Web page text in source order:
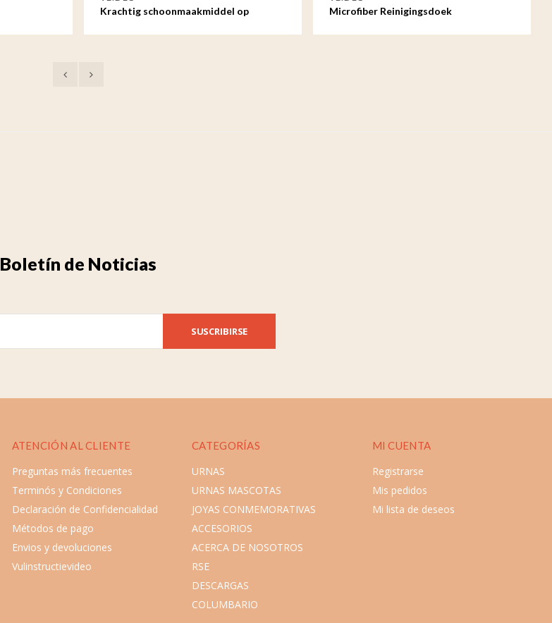
Krachtig schoonmaakmiddel op
Microfiber Reinigingsdoek
Boletín de Noticias
SUSCRIBIRSE
ATENCIÓN AL CLIENTE
Preguntas más frecuentes
Terminós y Condiciones
Declaración de Confidencialidad
Métodos de pago
Envios y devoluciones
Vulinstructievideo
CATEGORÍAS
URNAS
URNAS MASCOTAS
JOYAS CONMEMORATIVAS
ACCESORIOS
ACERCA DE NOSOTROS
RSE
DESCARGAS
COLUMBARIO
MI CUENTA
Registrarse
Mis pedidos
Mi lista de deseos